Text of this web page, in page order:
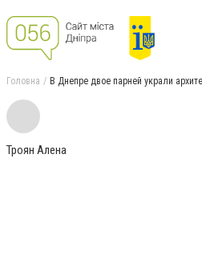
Головна В Днепре двое парней украли
Троян Алена